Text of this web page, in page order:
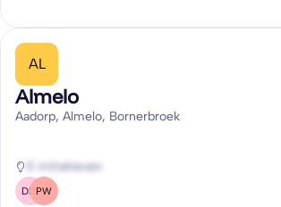
AL
Almelo
Aadorp, Almelo, Bornerbroek
0 initiatieven
DMPW